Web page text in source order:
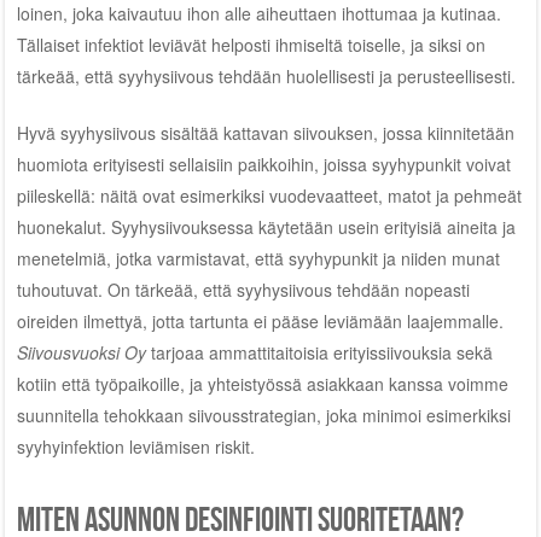
loinen, joka kaivautuu ihon alle aiheuttaen ihottumaa ja kutinaa.
Tällaiset infektiot leviävät helposti ihmiseltä toiselle, ja siksi on
tärkeää, että syyhysiivous tehdään huolellisesti ja perusteellisesti.
Hyvä syyhysiivous sisältää kattavan siivouksen, jossa kiinnitetään
huomiota erityisesti sellaisiin paikkoihin, joissa syyhypunkit voivat
piileskellä: näitä ovat esimerkiksi vuodevaatteet, matot ja pehmeät
huonekalut. Syyhysiivouksessa käytetään usein erityisiä aineita ja
menetelmiä, jotka varmistavat, että syyhypunkit ja niiden munat
tuhoutuvat. On tärkeää, että syyhysiivous tehdään nopeasti
oireiden ilmettyä, jotta tartunta ei pääse leviämään laajemmalle.
Siivousvuoksi Oytarjoaa ammattitaitoisia erityissiivouksia sekä
kotiin että työpaikoille, ja yhteistyössä asiakkaan kanssa voimme
suunnitella tehokkaan siivousstrategian, joka minimoi esimerkiksi
syyhyinfektion leviämisen riskit.
Miten asunnon desinfiointi suoritetaan?